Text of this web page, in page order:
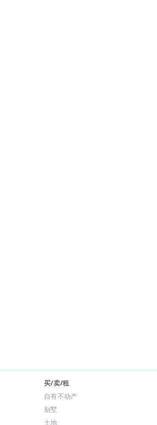
买/卖/租
自有不动产
别墅
土地